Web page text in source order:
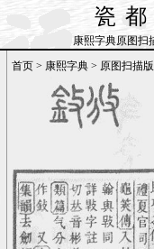
瓷
康熙字典原图扫
首页 > 康熙字典 > 原图扫描版